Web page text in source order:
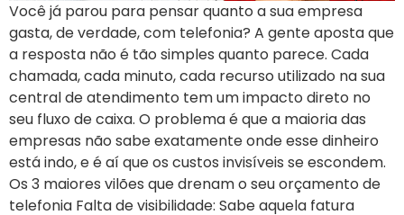
Você já parou para pensar quanto a sua empresa
gasta, de verdade, com telefonia? A gente aposta que
a resposta não é tão simples quanto parece. Cada
chamada, cada minuto, cada recurso utilizado na sua
central de atendimento tem um impacto direto no
seu fluxo de caixa. O problema é que a maioria das
empresas não sabe exatamente onde esse dinheiro
está indo, e é aí que os custos invisíveis se escondem.
Os 3 maiores vilões que drenam o seu orçamento de
telefonia Falta de visibilidade: Sabe aquela fatura